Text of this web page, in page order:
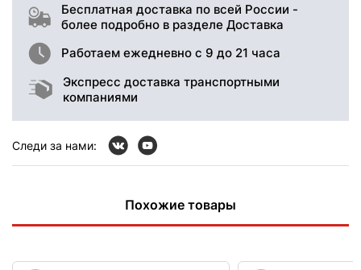
Бесплатная доставка по всей России -
более подробно в разделе Доставка
Работаем ежедневно с 9 до 21 часа
Экспресс доставка транспортными
компаниями
Следи за нами:
Похожие товары